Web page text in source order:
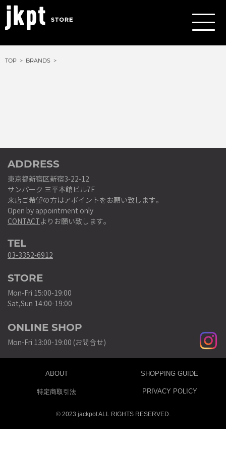
TOP BRANDS
ADDRESS
東京都新宿区新宿3-22-12
サンパーク 三平本館ビル7F
来店ご希望の方はアポイントをお願い致します。
Open by appointment only
CONTACTよりお願い致します。
TEL
03-3352-6912
STORE
Mon-Fri 15:00-19:00
Sat,Sun 14:00-19:00
ONLINE SHOP
Mon-Fri 13:00-19:00 (お問合せ)
ABOUT SHOPPING GUIDE
特定商取引法 PRIVACY POLICY
© 2023 jackpot ALL RIGHTS RESERVED.